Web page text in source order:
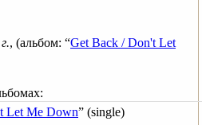
, (альбом: “Get Back / Don't Let
Let Me Down” (single)